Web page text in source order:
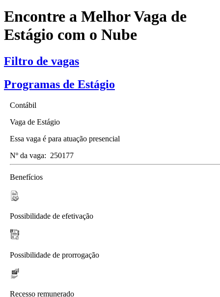
Encontre a Melhor Vaga de
Estágio com o Nube
Filtro de vagas
Programas de Estágio
Contábil
Vaga de Estágio
Essa vaga é para atuação presencial
Nº da vaga: 250177
Benefícios
Possibilidade de efetivação
Possibilidade de prorrogação
Recesso remunerado